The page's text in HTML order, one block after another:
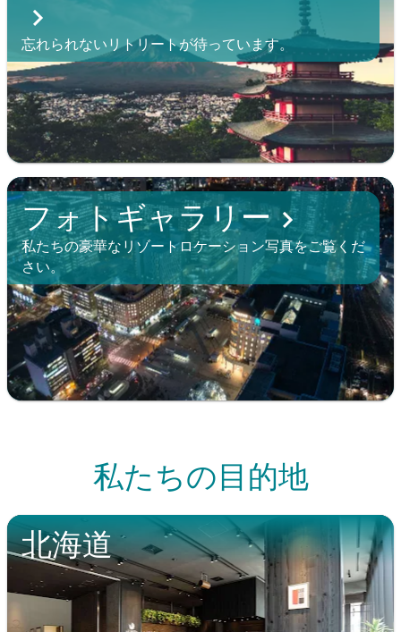
忘れられないリトリートが待っています。
フォトギャラリー
私たちの豪華なリゾートロケーション写真をご覧くだ
さい。
私たちの目的地
北海道